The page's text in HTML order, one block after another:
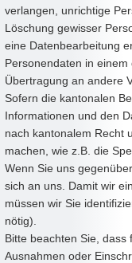
verlangen, unrichtige
Löschung gewisser
eine Datenbearbeitung
Personendaten in
Übertragung an andere
Sofern die kantonalen
Informationen und den
nach kantonalem Recht
machen, wie z.B. die
Wenn Sie uns
sich an uns. Damit wir
müssen wir Sie
nötig).
Bitte beachten Sie, dass
Ausnahmen oder